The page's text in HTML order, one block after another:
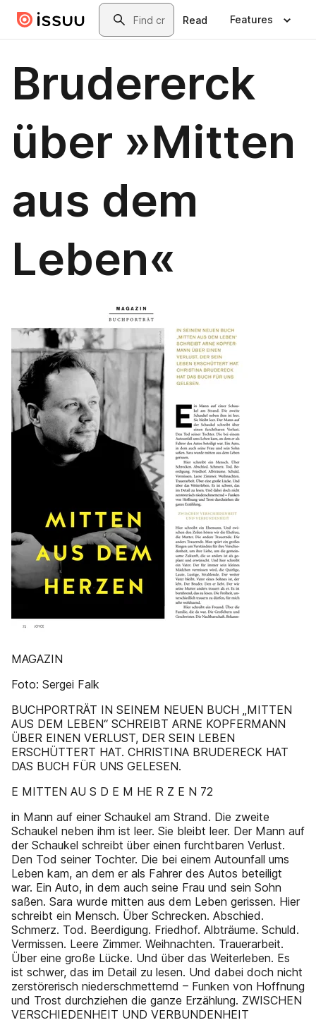
Skip to main contentSearch
Read Features
Brudererck
über »Mitten
aus dem
Leben«
MAGAZIN
Foto: Sergei Falk
BUCHPORTRÄT IN SEINEM NEUEN BUCH „MITTEN
AUS DEM LEBEN“ SCHREIBT ARNE KOPFERMANN
ÜBER EINEN VERLUST, DER SEIN LEBEN
ERSCHÜTTERT HAT. CHRISTINA BRUDERECK HAT
DAS BUCH FÜR UNS GELESEN.
E MITTEN AU S D E M HE R Z E N 72
in Mann auf einer Schaukel am Strand. Die zweite
Schaukel neben ihm ist leer. Sie bleibt leer. Der Mann auf
der Schaukel schreibt über einen furchtbaren Verlust.
Den Tod seiner Tochter. Die bei einem Autounfall ums
Leben kam, an dem er als Fahrer des Autos beteiligt
war. Ein Auto, in dem auch seine Frau und sein Sohn
saßen. Sara wurde mitten aus dem Leben gerissen. Hier
schreibt ein Mensch. Über Schrecken. Abschied.
Schmerz. Tod. Beerdigung. Friedhof. Albträume. Schuld.
Vermissen. Leere Zimmer. Weihnachten. Trauerarbeit.
Über eine große Lücke. Und über das Weiterleben. Es
ist schwer, das im Detail zu lesen. Und dabei doch nicht
zerstörerisch niederschmetternd – Funken von Hoffnung
und Trost durchziehen die ganze Erzählung. ZWISCHEN
VERSCHIEDENHEIT UND VERBUNDENHEIT